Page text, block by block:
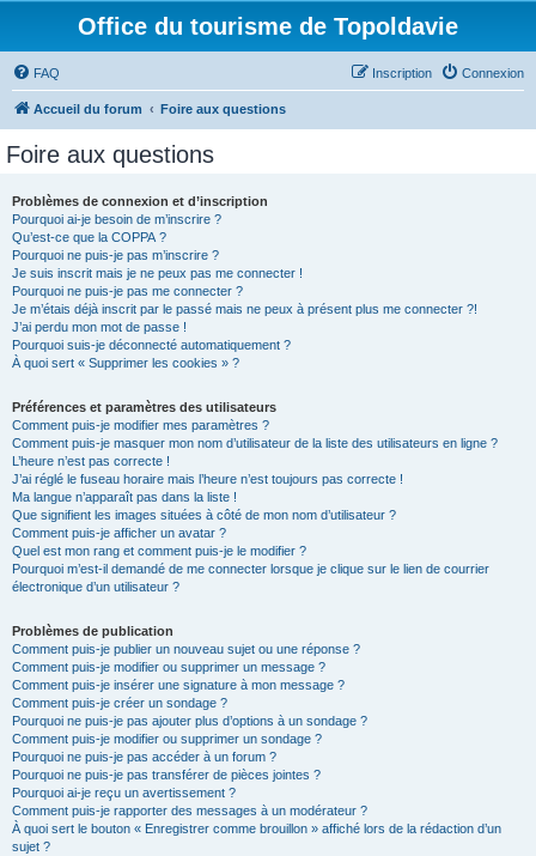
Office du tourisme de Topoldavie
FAQ Connexion
Inscription
Accueil du forum Foire aux questions
Foire aux questions
Problèmes de connexion et d’inscription
Pourquoi ai-je besoin de m’inscrire ?
Qu’est-ce que la COPPA ?
Pourquoi ne puis-je pas m’inscrire ?
Je suis inscrit mais je ne peux pas me connecter !
Pourquoi ne puis-je pas me connecter ?
Je m’étais déjà inscrit par le passé mais ne peux à présent plus me connecter ?!
J’ai perdu mon mot de passe !
Pourquoi suis-je déconnecté automatiquement ?
À quoi sert « Supprimer les cookies » ?
Préférences et paramètres des utilisateurs
Comment puis-je modifier mes paramètres ?
Comment puis-je masquer mon nom d’utilisateur de la liste des utilisateurs en ligne ?
L’heure n’est pas correcte !
J’ai réglé le fuseau horaire mais l’heure n’est toujours pas correcte !
Ma langue n’apparaît pas dans la liste !
Que signifient les images situées à côté de mon nom d’utilisateur ?
Comment puis-je afficher un avatar ?
Quel est mon rang et comment puis-je le modifier ?
Pourquoi m’est-il demandé de me connecter lorsque je clique sur le lien de courrier
électronique d’un utilisateur ?
Problèmes de publication
Comment puis-je publier un nouveau sujet ou une réponse ?
Comment puis-je modifier ou supprimer un message ?
Comment puis-je insérer une signature à mon message ?
Comment puis-je créer un sondage ?
Pourquoi ne puis-je pas ajouter plus d’options à un sondage ?
Comment puis-je modifier ou supprimer un sondage ?
Pourquoi ne puis-je pas accéder à un forum ?
Pourquoi ne puis-je pas transférer de pièces jointes ?
Pourquoi ai-je reçu un avertissement ?
Comment puis-je rapporter des messages à un modérateur ?
À quoi sert le bouton « Enregistrer comme brouillon » affiché lors de la rédaction d’un
sujet ?